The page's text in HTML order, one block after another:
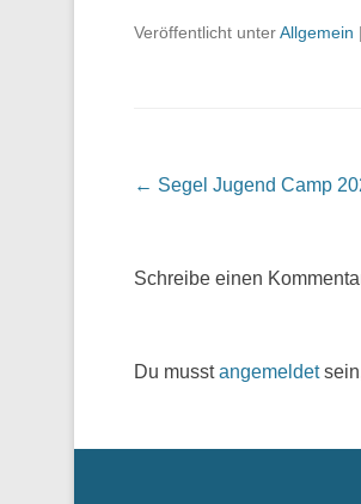
Veröffentlicht unterAllgemein |
Beitrags Übersicht
← Segel Jugend Camp
Schreibe einen
Du musstangemeldet